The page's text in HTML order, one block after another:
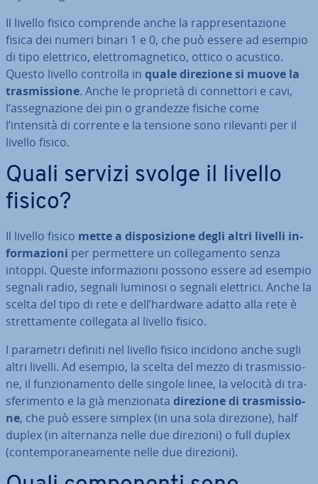
Il livello fisico comprende anche la rap­pre­sen­ta­zio­ne
fisica dei numeri binari 1 e 0, che può essere ad esempio
di tipo elettrico, elet­tro­ma­gne­ti­co, ottico o acustico.
Questo livello controlla in quale direzione si muove la
tra­smis­sio­ne. Anche le proprietà di con­net­to­ri e cavi,
l’as­se­gna­zio­ne dei pin o grandezze fisiche come
l’intensità di corrente e la tensione sono rilevanti per il
livello fisico.
Quali servizi svolge il livello
fisico?
Il livello fisico mette a di­spo­si­zio­ne degli altri livelli in­
for­ma­zio­ni per per­met­te­re un col­le­ga­men­to senza
intoppi. Queste in­for­ma­zio­ni possono essere ad esempio
segnali radio, segnali luminosi o segnali elettrici. Anche la
scelta del tipo di rete e dell’hardware adatto alla rete è
stret­ta­men­te collegata al livello fisico.
I parametri definiti nel livello fisico incidono anche sugli
altri livelli. Ad esempio, la scelta del mezzo di tra­smis­sio­
ne, il fun­zio­na­men­to delle singole linee, la velocità di tra­
sfe­ri­men­to e la già men­zio­na­ta direzione di tra­smis­sio­
ne, che può essere simplex (in una sola direzione), half
duplex (in al­ter­nan­za nelle due direzioni) o full duplex
(con­tem­po­ra­nea­men­te nelle due direzioni).